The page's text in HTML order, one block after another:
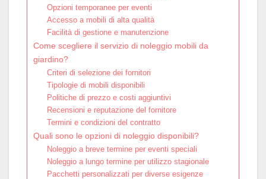
Opzioni temporanee per eventi
Accesso a mobili di alta qualità
Facilità di gestione e manutenzione
Come scegliere il servizio di noleggio mobili da
giardino?
Criteri di selezione dei fornitori
Tipologie di mobili disponibili
Politiche di prezzo e costi aggiuntivi
Recensioni e reputazione del fornitore
Termini e condizioni del contratto
Quali sono le opzioni di noleggio disponibili?
Noleggio a breve termine per eventi speciali
Noleggio a lungo termine per utilizzo stagionale
Pacchetti personalizzati per diverse esigenze